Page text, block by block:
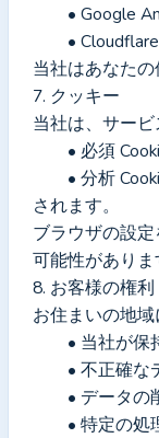
• Google
•
当社はあなた
7. クッキー
当社は、サー
• 必須
されます。
ブラウザの設
可能性がありま
8. お客様の権利
お住まいの地
• 当社が
• 不正確
• データ
• 特定の